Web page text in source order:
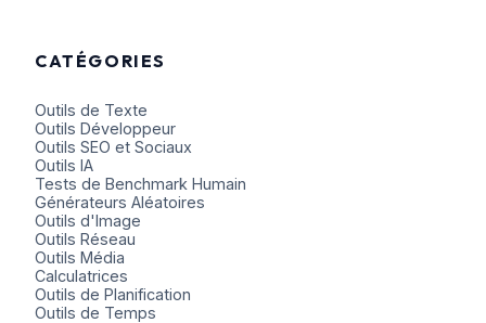
CATÉGORIES
Outils de Texte
Outils Développeur
Outils SEO et Sociaux
Outils IA
Tests de Benchmark Humain
Générateurs Aléatoires
Outils d'Image
Outils Réseau
Outils Média
Calculatrices
Outils de Planification
Outils de Temps